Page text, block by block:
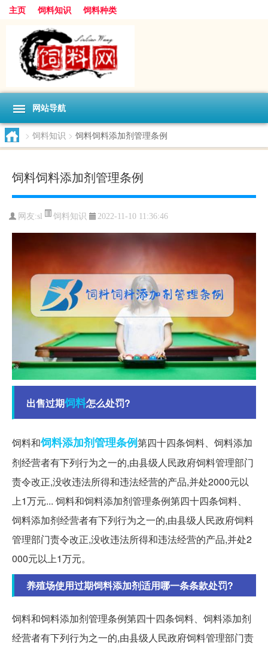
主页 饲料知识 饲料种类
网站导航
> 饲料知识 > 饲料饲料添加剂管理条例
饲料饲料添加剂管理条例
网友:sl 饲料知识 2022-11-10 11:36:46
出售过期饲料怎么处罚?
饲料和饲料添加剂管理条例第四十四条饲料、饲料添加
剂经营者有下列行为之一的,由县级人民政府饲料管理部门
责令改正,没收违法所得和违法经营的产品,并处2000元以
上1万元... 饲料和饲料添加剂管理条例第四十四条饲料、
饲料添加剂经营者有下列行为之一的,由县级人民政府饲料
管理部门责令改正,没收违法所得和违法经营的产品,并处2
000元以上1万元。
养殖场使用过期饲料添加剂适用哪一条条款处罚?
饲料和饲料添加剂管理条例第四十四条饲料、饲料添加剂
经营者有下列行为之一的,由县级人民政府饲料管理部门责